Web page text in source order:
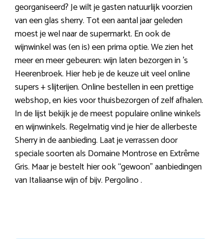
georganiseerd? Je wilt je gasten natuurlijk voorzien
van een glas sherry. Tot een aantal jaar geleden
moest je wel naar de supermarkt. En ook de
wijnwinkel was (en is) een prima optie. We zien het
meer en meer gebeuren: wijn laten bezorgen in ’s
Heerenbroek. Hier heb je de keuze uit veel online
supers + slijterijen. Online bestellen in een prettige
webshop, en kies voor thuisbezorgen of zelf afhalen.
In de lijst bekijk je de meest populaire online winkels
en wijnwinkels. Regelmatig vind je hier de allerbeste
Sherry in de aanbieding. Laat je verrassen door
speciale soorten als Domaine Montrose en Extrême
Gris. Maar je bestelt hier ook “gewoon” aanbiedingen
van Italiaanse wijn of bijv. Pergolino .